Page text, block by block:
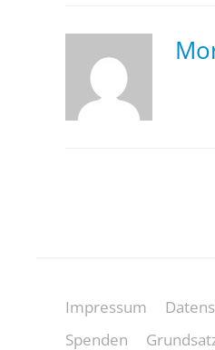
Impressum
Spenden